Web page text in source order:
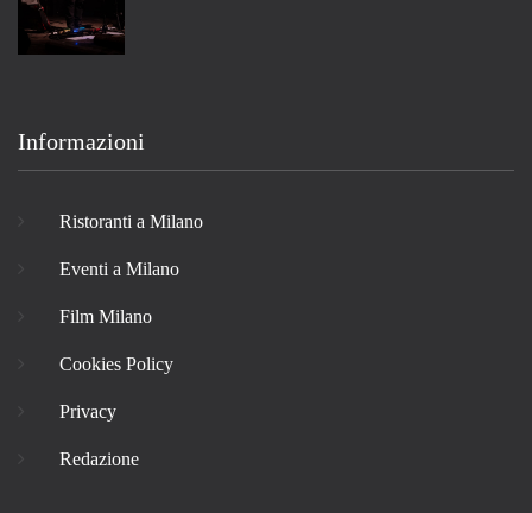
Informazioni
Ristoranti a Milano
Eventi a Milano
Film Milano
Cookies Policy
Privacy
Redazione